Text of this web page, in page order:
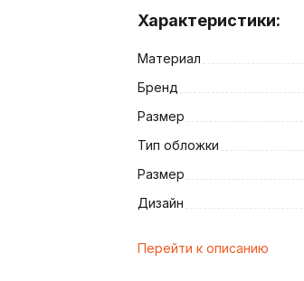
Характеристики:
Материал
Бренд
Размер
Тип обложки
Размер
Дизайн
Перейти к описанию